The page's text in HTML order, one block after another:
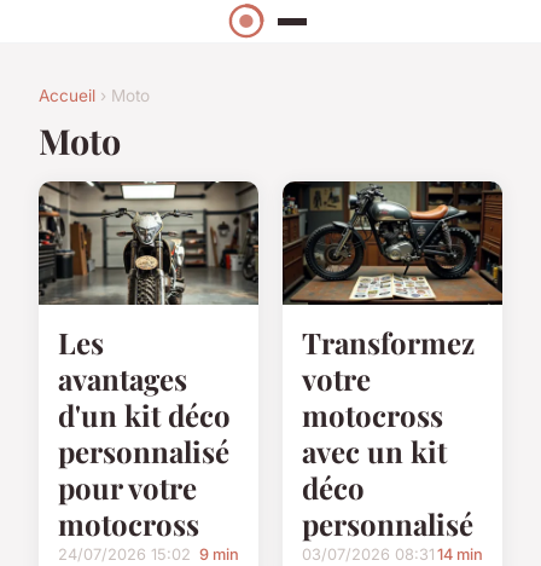
Accueil › Moto
Moto
Les
avantages
d'un kit déco
personnalisé
pour votre
motocross
24/07/2026 15:02 9 min
Transformez
votre
motocross
avec un kit
déco
personnalisé
03/07/2026 08:31 14 min